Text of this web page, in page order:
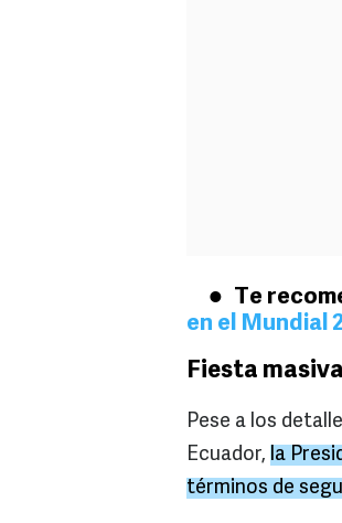
Te
en el Mundial
Fiesta
Pese a los
Ecuador, la
términos de